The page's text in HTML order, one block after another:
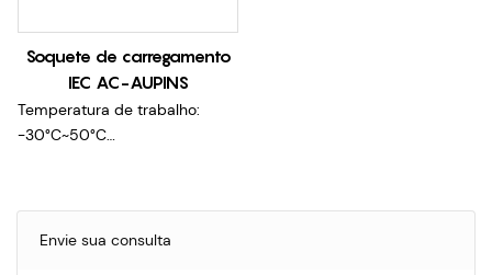
Envie sua consulta
Soquete de carregamento
IEC AC-AUPINS
Temperatura de trabalho:
-30°C~50°C
Corrente nominal: Entrada CA:
16A, 32A